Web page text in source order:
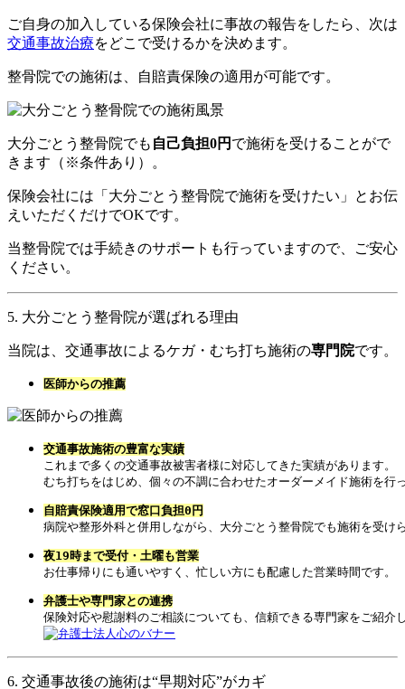
ご自身の加入している保険会社に事故の報告をしたら、次は
交通事故治療をどこで受けるかを決めます。
整骨院での施術は、自賠責保険の適用が可能です。
大分ごとう整骨院でも 自己負担0円 で施術を受けることがで
きます（※条件あり）。
保険会社には「大分ごとう整骨院で施術を受けたい」とお伝
えいただくだけでOKです。
当整骨院では手続きのサポートも行っていますので、ご安心
ください。
5. 大分ごとう整骨院が選ばれる理由
当院は、交通事故によるケガ・むち打ち施術の専門院です。
医師からの推薦
交通事故施術の豊富な実績
これまで多くの交通事故被害者様に対応してきた実績があります。
むち打ちをはじめ、個々の不調に合わせたオーダーメイド施術を行
自賠責保険適用で窓口負担0円
病院や整形外科と併用しながら、大分ごとう整骨院でも施術を受け
夜19時まで受付・土曜も営業
お仕事帰りにも通いやすく、忙しい方にも配慮した営業時間です。
6. 交通事故後の施術は“早期対応”がカギ